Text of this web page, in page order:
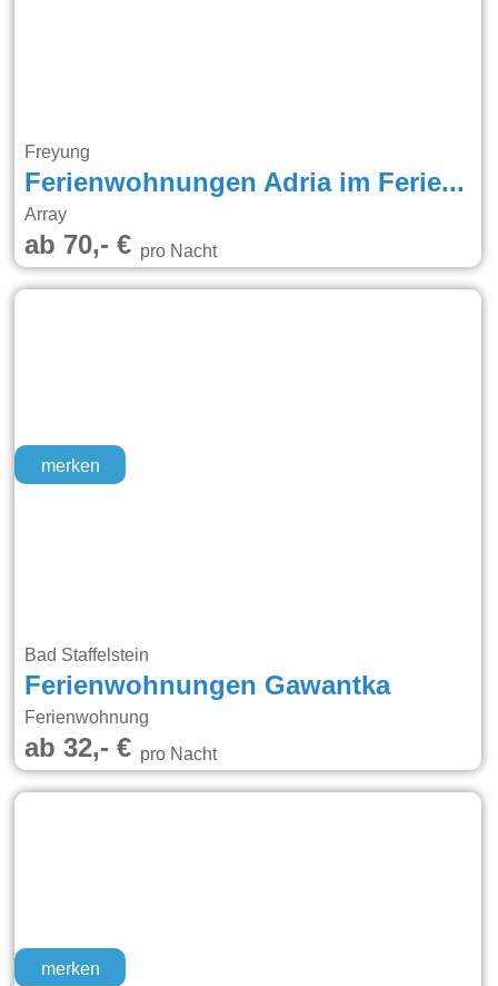
Freyung
Ferienwohnungen Adria im Ferienpark Geyersberg
Array
ab 70,- €pro Nacht
merken
Bad Staffelstein
Ferienwohnungen Gawantka
Ferienwohnung
ab 32,- €pro Nacht
merken